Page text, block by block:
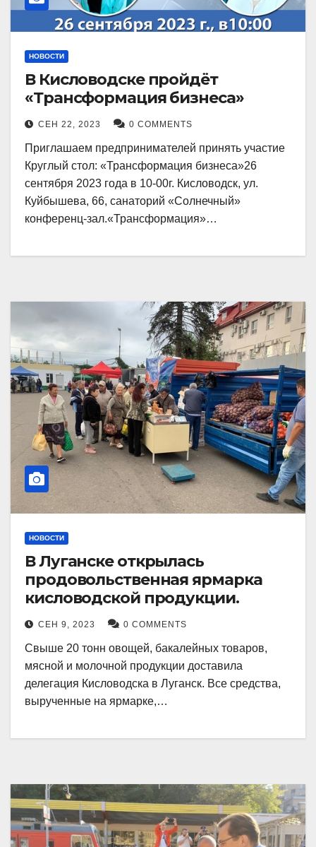
НОВОСТИ
В Кисловодске пройдёт
«Трансформация бизнеса»
СЕН 22, 2023 0 COMMENTS
Приглашаем предпринимателей принять участие
Круглый стол: «Трансформация бизнеса»26
сентября 2023 года в 10-00г. Кисловодск, ул.
Куйбышева, 66, санаторий «Солнечный»
конференц-зал.«Трансформация»…
НОВОСТИ
В Луганске открылась
продовольственная ярмарка
кисловодской продукции.
СЕН 9, 2023 0 COMMENTS
Свыше 20 тонн овощей, бакалейных товаров,
мясной и молочной продукции доставила
делегация Кисловодска в Луганск. Все средства,
вырученные на ярмарке,…